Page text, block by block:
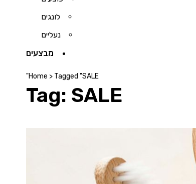
לונגים
נעליים
מבצעים
Home > Tagged "SALE"
Tag: SALE